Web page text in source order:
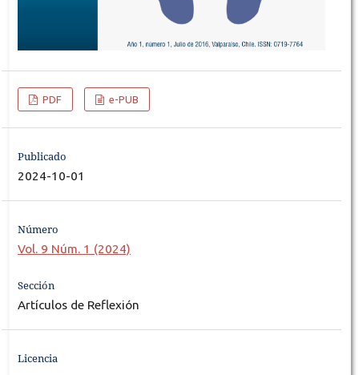
PDF e-PUB
Publicado
2024-10-01
Número
Vol. 9 Núm. 1 (2024)
Sección
Artículos de Reflexión
Licencia